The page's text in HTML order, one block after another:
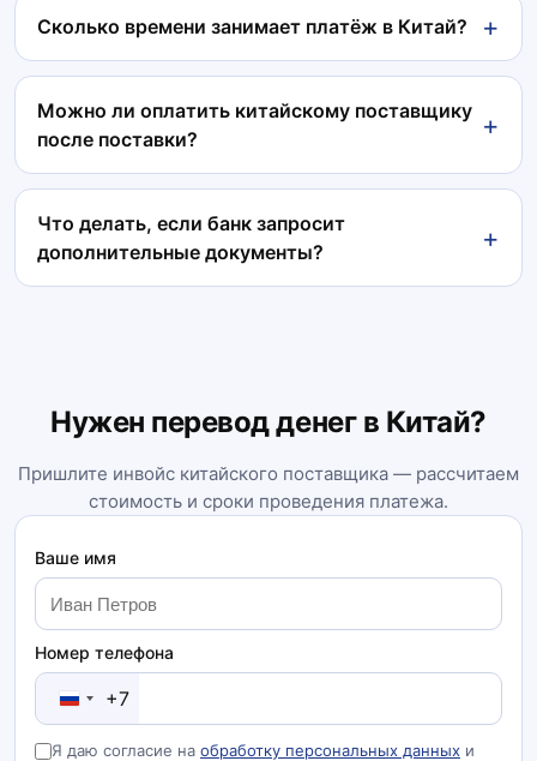
Сколько времени занимает платёж в Китай?
Можно ли оплатить китайскому поставщику
после поставки?
Что делать, если банк запросит
дополнительные документы?
Нужен перевод денег в Китай?
Пришлите инвойс китайского поставщика — рассчитаем
стоимость и сроки проведения платежа.
Ваше имя
Номер телефона
+7
Я даю согласие на обработку персональных данных и